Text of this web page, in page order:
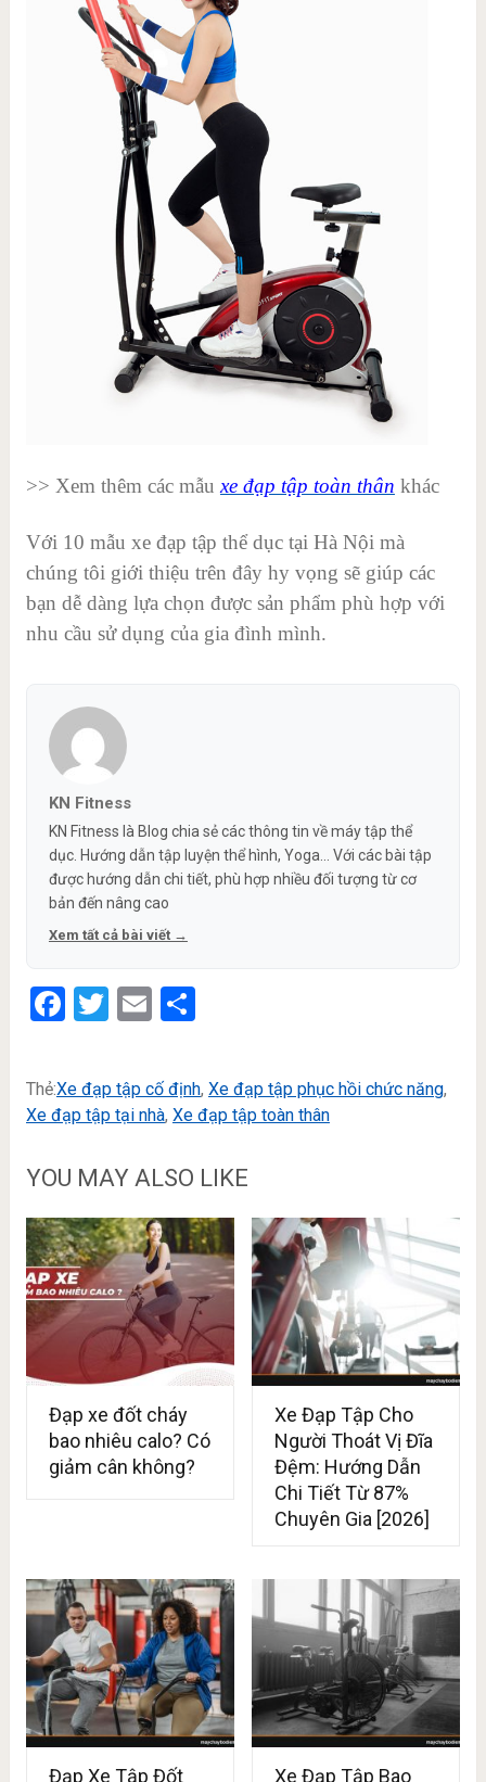
>> Xem thêm các mẫu xe đạp tập toàn thân khác
Với 10 mẫu xe đạp tập thể dục tại Hà Nội mà
chúng tôi giới thiệu trên đây hy vọng sẽ giúp các
bạn dễ dàng lựa chọn được sản phẩm phù hợp với
nhu cầu sử dụng của gia đình mình.
KN Fitness
KN Fitness là Blog chia sẻ các thông tin về máy tập thể
dục. Hướng dẫn tập luyện thể hình, Yoga... Với các bài tập
được hướng dẫn chi tiết, phù hợp nhiều đối tượng từ cơ
bản đến nâng cao
Xem tất cả bài viết →
Facebook
Twitter
EmailShare
Thẻ:Xe đạp tập cố định, Xe đạp tập phục hồi chức năng,
Xe đạp tập tại nhà, Xe đạp tập toàn thân
YOU MAY ALSO LIKE
Đạp xe đốt cháy
bao nhiêu calo? Có
giảm cân không?
Xe Đạp Tập Cho
Người Thoát Vị Đĩa
Đệm: Hướng Dẫn
Chi Tiết Từ 87%
Chuyên Gia [2026]
Đạp Xe Tập Đốt Xe Đạp Tập Bao